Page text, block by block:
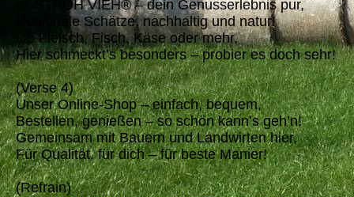
🌿 STROH VIEH® – dein Genusserlebnis pur,
Regionale Schätze, nachhaltig und natur!
Ob Fleisch, Fisch, Käse oder mehr,
Hier schmeckt’s besonders – probier es doch sehr!
(Verse 4)
Unser Online-Shop – einfach, bequem,
Bestellen, genießen – so schön kann’s geh’n!
Gemeinsam mit Bauern und Landwirten hier,
Für Qualität, für dich – für beste Manier!
(Refrain)